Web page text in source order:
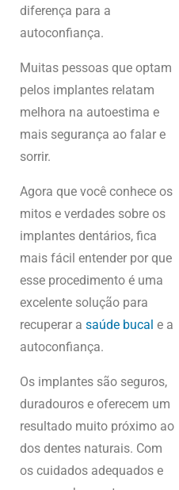
diferença para a
autoconfiança.
Muitas pessoas que optam
pelos implantes relatam
melhora na autoestima e
mais segurança ao falar e
sorrir.
Agora que você conhece os
mitos e verdades sobre os
implantes dentários, fica
mais fácil entender por que
esse procedimento é uma
excelente solução para
recuperar a saúde bucal e a
autoconfiança.
Os implantes são seguros,
duradouros e oferecem um
resultado muito próximo ao
dos dentes naturais. Com
os cuidados adequados e